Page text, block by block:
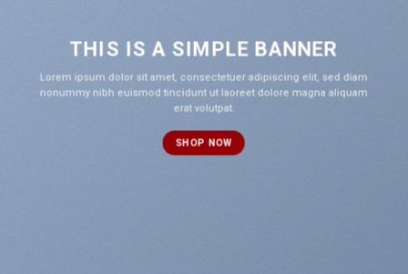
THIS IS A SIMPLE BANNER
Lorem ipsum dolor sit amet, consectetuer adipiscing elit, sed diam
nonummy nibh euismod tincidunt ut laoreet dolore magna aliquam
erat volutpat.
SHOP NOW